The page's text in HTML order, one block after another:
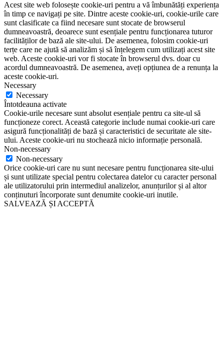
Acest site web folosește cookie-uri pentru a vă îmbunătăți experiența
în timp ce navigați pe site. Dintre aceste cookie-uri, cookie-urile care
sunt clasificate ca fiind necesare sunt stocate de browserul
dumneavoastră, deoarece sunt esențiale pentru funcționarea tuturor
facilităților de bază ale site-ului. De asemenea, folosim cookie-uri
terțe care ne ajută să analizăm și să înțelegem cum utilizați acest site
web. Aceste cookie-uri vor fi stocate în browserul dvs. doar cu
acordul dumneavoastră. De asemenea, aveți opțiunea de a renunța la
aceste cookie-uri.
Necessary
Necessary
Întotdeauna activate
Cookie-urile necesare sunt absolut esențiale pentru ca site-ul să
funcționeze corect. Această categorie include numai cookie-uri care
asigură funcționalități de bază și caracteristici de securitate ale site-
ului. Aceste cookie-uri nu stochează nicio informație personală.
Non-necessary
Non-necessary
Orice cookie-uri care nu sunt necesare pentru funcționarea site-ului
și sunt utilizate special pentru colectarea datelor cu caracter personal
ale utilizatorului prin intermediul analizelor, anunțurilor și al altor
conținuturi încorporate sunt denumite cookie-uri inutile.
SALVEAZĂ ȘI ACCEPTĂ